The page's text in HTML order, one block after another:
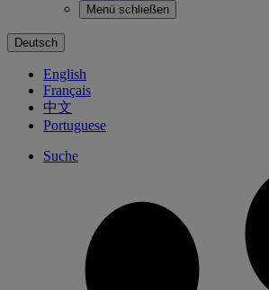
Menü schließen
Deutsch
English
Français
中文
Portuguese
Suche